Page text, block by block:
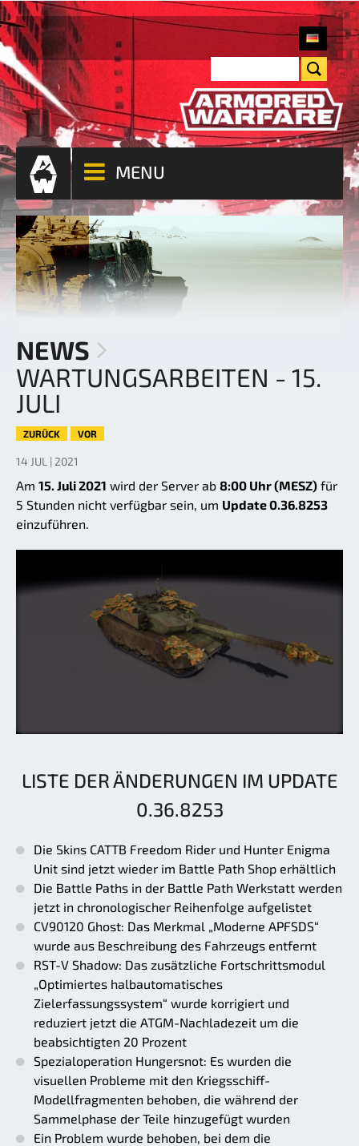
MENU
NEWS
WARTUNGSARBEITEN - 15.
JULI
ZURÜCK VOR
14 JUL | 2021
Am 15. Juli 2021 wird der Server ab 8:00 Uhr (MESZ) für
5 Stunden nicht verfügbar sein, um Update 0.36.8253
einzuführen.
LISTE DER ÄNDERUNGEN IM UPDATE
0.36.8253
Die Skins CATTB Freedom Rider und Hunter Enigma
Unit sind jetzt wieder im Battle Path Shop erhältlich
Die Battle Paths in der Battle Path Werkstatt werden
jetzt in chronologischer Reihenfolge aufgelistet
CV90120 Ghost: Das Merkmal „Moderne APFSDS“
wurde aus Beschreibung des Fahrzeugs entfernt
RST-V Shadow: Das zusätzliche Fortschrittsmodul
„Optimiertes halbautomatisches
Zielerfassungssystem“ wurde korrigiert und
reduziert jetzt die ATGM-Nachladezeit um die
beabsichtigten 20 Prozent
Spezialoperation Hungersnot: Es wurden die
visuellen Probleme mit den Kriegsschiff-
Modellfragmenten behoben, die während der
Sammelphase der Teile hinzugefügt wurden
Ein Problem wurde behoben, bei dem die